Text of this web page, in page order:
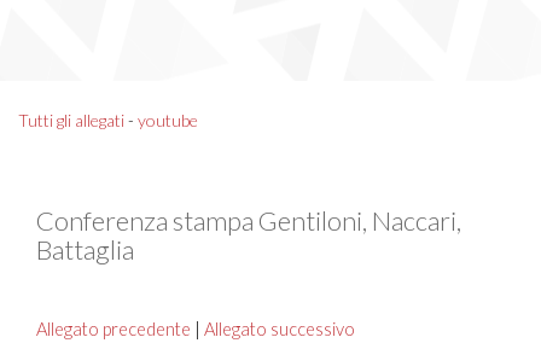
Tutti gli allegati- youtube
Conferenza stampa Gentiloni, Naccari,
Battaglia
Allegato precedente | Allegato successivo